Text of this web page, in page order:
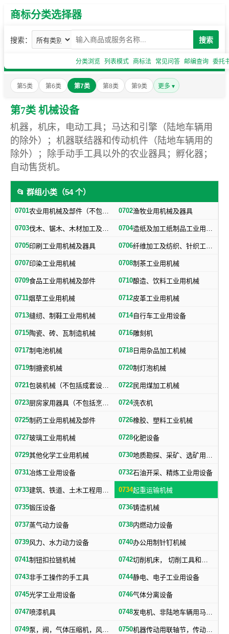
商标分类选择器
搜索： 搜索
分类浏览 列表模式 商标法 常见问答 邮编查询 委托
第5类 第6类 第7类 第8类 第9类 更多 ▾
第7类 机械设备
机器，机床，电动工具；马达和引擎（陆地车辆用
的除外）；机器联结器和传动机件（陆地车辆用的
除外）；除手动手工具以外的农业器具；孵化器；
自动售货机。
📂 群组小类（54 个）
0701 农业用机械及部件（不包括小农具） 0702渔牧业用机械及器具
0703 伐木、锯木、木材加工及火柴生产用机械及器具 0704 造纸及加工纸制品工业用机械及器具
0705印刷工业用机械及器具 0706 纤维加工及纺织、针织工业用机械及部件
0707印染工业用机械 0708制茶工业用机械
0709食品工业用机械及部件 0710酿造、饮料工业用机械
0711烟草工业用机械 0712皮革工业用机械
0713缝纫、制鞋工业用机械 0714自行车工业用设备
0715陶瓷、砖、瓦制造机械 0716雕刻机
0717制电池机械 0718 日用杂品加工机械
0719制搪瓷机械 0720制灯泡机械
0721 包装机械（不包括成套设备专用包装机械） 0722民用煤加工机械
0723 厨房家用器具（不包括烹调、电气加热设备及厨房手工具） 0724洗衣机
0725制药工业用机械及部件 0726橡胶、塑料工业机械
0727玻璃工业用机械 0728化肥设备
0729其他化学工业用机械 0730 地质勘探、采矿、选矿用机械
0731冶炼工业用设备 0732石油开采、精炼工业用设备
0733 建筑、铁道、土木工程用机械 0734起重运输机械
0735锻压设备 0736铸造机械
0737蒸气动力设备 0738内燃动力设备
0739风力、水力动力设备 0740办公用制针钉机械
0741制钮扣拉链机械 0742 切削机床， 切削工具和其他金属加工机械
0743非手工操作的手工具 0744静电、电子工业用设备
0745光学工业用设备 0746气体分离设备
0747喷漆机具 0748 发电机、非陆地车辆用马达和引擎及其零部件
0749 泵，阀，气体压缩机，风机，，液压元件，气动元件 0750 机器传动用联轴节，传动带及其他机器零部件